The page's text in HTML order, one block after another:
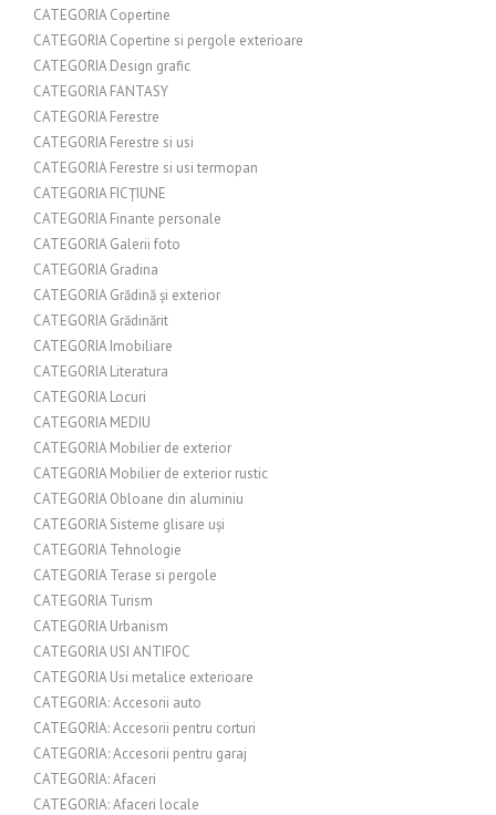
CATEGORIA Copertine
CATEGORIA Copertine si pergole exterioare
CATEGORIA Design grafic
CATEGORIA FANTASY
CATEGORIA Ferestre
CATEGORIA Ferestre si usi
CATEGORIA Ferestre si usi termopan
CATEGORIA FICȚIUNE
CATEGORIA Finante personale
CATEGORIA Galerii foto
CATEGORIA Gradina
CATEGORIA Grădină și exterior
CATEGORIA Grădinărit
CATEGORIA Imobiliare
CATEGORIA Literatura
CATEGORIA Locuri
CATEGORIA MEDIU
CATEGORIA Mobilier de exterior
CATEGORIA Mobilier de exterior rustic
CATEGORIA Obloane din aluminiu
CATEGORIA Sisteme glisare uși
CATEGORIA Tehnologie
CATEGORIA Terase si pergole
CATEGORIA Turism
CATEGORIA Urbanism
CATEGORIA USI ANTIFOC
CATEGORIA Usi metalice exterioare
CATEGORIA: Accesorii auto
CATEGORIA: Accesorii pentru corturi
CATEGORIA: Accesorii pentru garaj
CATEGORIA: Afaceri
CATEGORIA: Afaceri locale